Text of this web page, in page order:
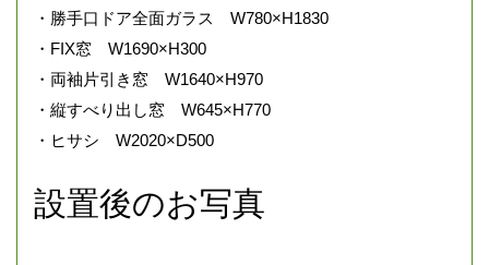
・勝手口ドア全面ガラス W780×H1830
・FIX窓 W1690×H300
・両袖片引き窓 W1640×H970
・縦すべり出し窓 W645×H770
・ヒサシ W2020×D500
設置後のお写真